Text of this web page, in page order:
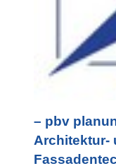
– pbv
Architektur-